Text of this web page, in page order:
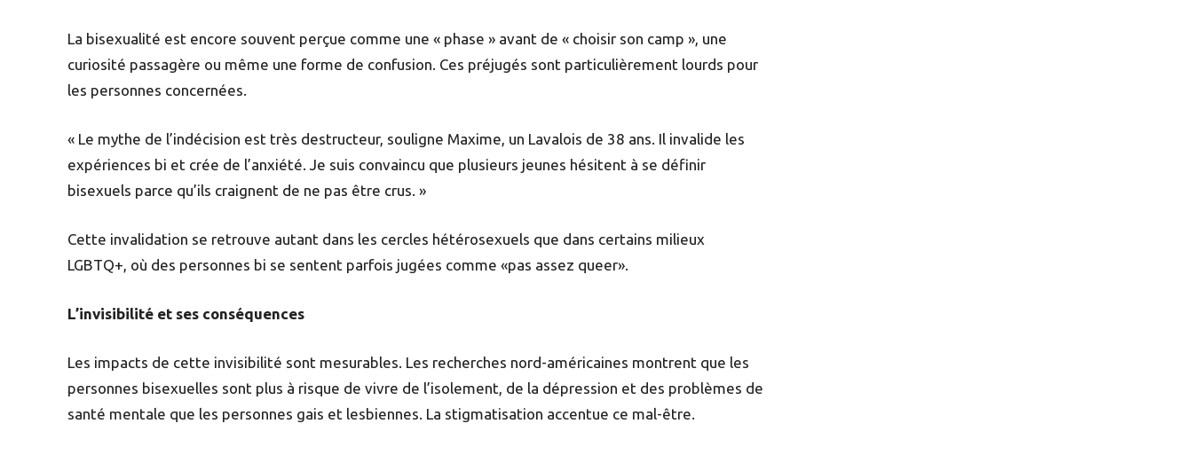
La bisexualité est encore souvent perçue comme une « phase » avant de « choisir son camp », une
curiosité passagère ou même une forme de confusion. Ces préjugés sont particulièrement lourds pour
les personnes concernées.
« Le mythe de l’indécision est très destructeur, souligne Maxime, un Lavalois de 38 ans. Il invalide les
expériences bi et crée de l’anxiété. Je suis convaincu que plusieurs jeunes hésitent à se définir
bisexuels parce qu’ils craignent de ne pas être crus. »
Cette invalidation se retrouve autant dans les cercles hétérosexuels que dans certains milieux
LGBTQ+, où des personnes bi se sentent parfois jugées comme «pas assez queer».
L’invisibilité et ses conséquences
Les impacts de cette invisibilité sont mesurables. Les recherches nord-américaines montrent que les
personnes bisexuelles sont plus à risque de vivre de l’isolement, de la dépression et des problèmes de
santé mentale que les personnes gais et lesbiennes. La stigmatisation accentue ce mal-être.